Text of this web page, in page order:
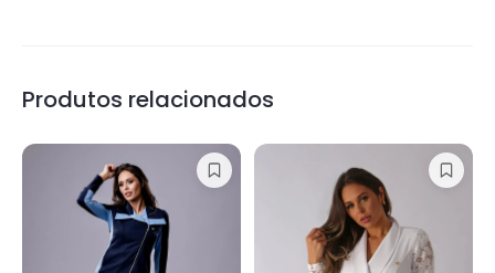
Produtos relacionados